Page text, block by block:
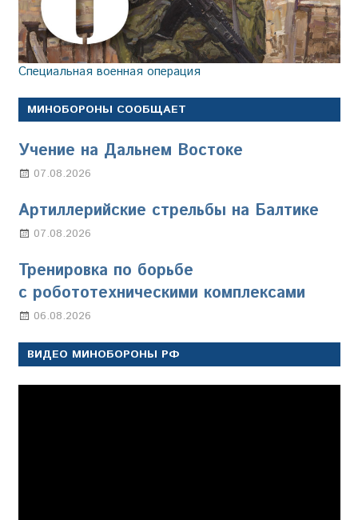
Специальная военная операция
МИНОБОРОНЫ СООБЩАЕТ
Учение на Дальнем Востоке
07.08.2026
Артиллерийские стрельбы на Балтике
07.08.2026
Тренировка по борьбе
с робототехническими комплексами
06.08.2026
ВИДЕО МИНОБОРОНЫ РФ